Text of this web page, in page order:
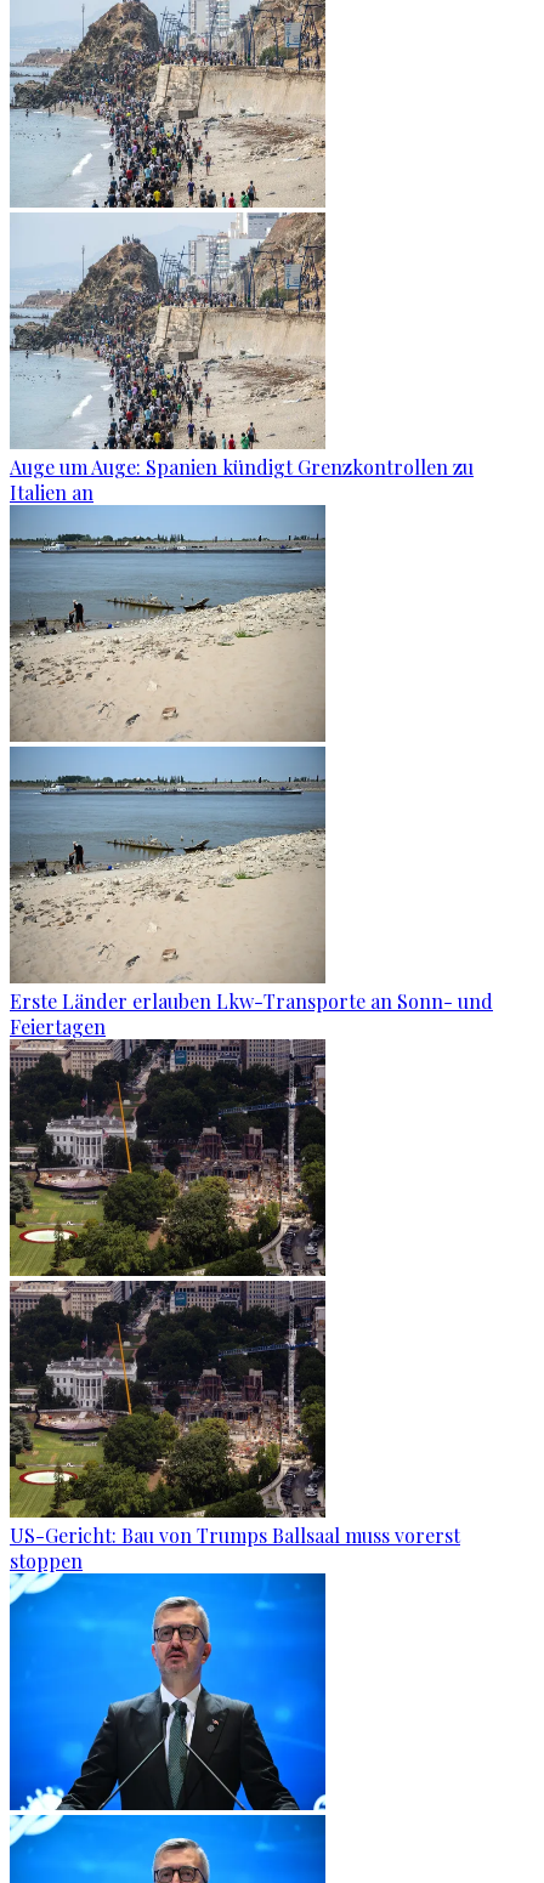
Auge um Auge: Spanien kündigt Grenzkontrollen zu
Italien an
Erste Länder erlauben Lkw-Transporte an Sonn- und
Feiertagen
US-Gericht: Bau von Trumps Ballsaal muss vorerst
stoppen